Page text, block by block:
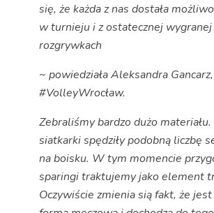
się, że każda z nas dostała
w turnieju i z ostatecznej wygranej
rozgrywkach
~ powiedziała Aleksandra
#VolleyWrocław.
Zebraliśmy bardzo dużo
siatkarki spędziły podobną liczbę
na boisku. W tym momencie
sparingi traktujemy jako element
Oczywiście zmienia sią fakt, że